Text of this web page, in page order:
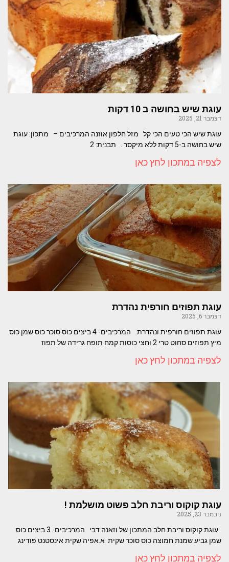
עוגת שיש בחושה ב 10 דקות
דצמבר 21, 2025
עוגת שיש הכי טעים הכי קל מזל חלפון אוזנה המרכיבים – מתכון: עוגת
שיש בחושה ב-5 דקות ללא מיקסר . תבנית: 2
לצפיה במתכון לחץ כאן
עוגת תפוזים חורפית נהדרת
דצמבר 6, 2025
עוגת תפוזים חורפית ונהדרת. המרכיבים- 4 ביצים כוס סוכר כוס שמן כוס
מיץ תפוזים סחוט טרי 2 וחצי כוסות קמח תופח גרידה של תפוז
לצפיה במתכון לחץ כאן
עוגת קוקוס וריבת חלב פשוט מושלמת !
נובמבר 23, 2025
עוגת קוקוס וריבת חלב המתכון של וזאנה דבי המרכיבים- 3 ביצים כוס
שמן גביע שמנת חמוצה כוס סוכר שקית א.אפיה שקית אינסטנט פודינג
לצפיה במתכון לחץ כאן